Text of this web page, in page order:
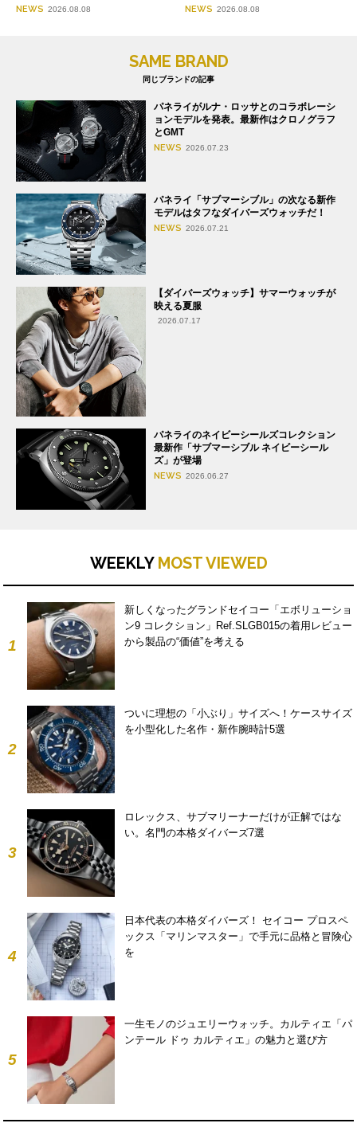
NEWS 2026.08.08 NEWS 2026.08.08
SAME BRAND
同じブランドの記事
パネライがルナ・ロッサとのコラボレーシ
ョンモデルを発表。最新作はクロノグラフ
とGMT
NEWS 2026.07.23
パネライ「サブマーシブル」の次なる新作
モデルはタフなダイバーズウォッチだ！
NEWS 2026.07.21
【ダイバーズウォッチ】サマーウォッチが
映える夏服
2026.07.17
パネライのネイビーシールズコレクション
最新作「サブマーシブル ネイビーシール
ズ」が登場
NEWS 2026.06.27
WEEKLY MOST VIEWED
1
新しくなったグランドセイコー「エボリューショ
ン9 コレクション」Ref.SLGB015の着用レビュー
から製品の“価値”を考える
2
ついに理想の「小ぶり」サイズへ！ケースサイズ
を小型化した名作・新作腕時計5選
3
ロレックス、サブマリーナーだけが正解ではな
い。名門の本格ダイバーズ7選
4
日本代表の本格ダイバーズ！ セイコー プロスペ
ックス「マリンマスター」で手元に品格と冒険心
を
5
一生モノのジュエリーウォッチ。カルティエ「パ
ンテール ドゥ カルティエ」の魅力と選び方